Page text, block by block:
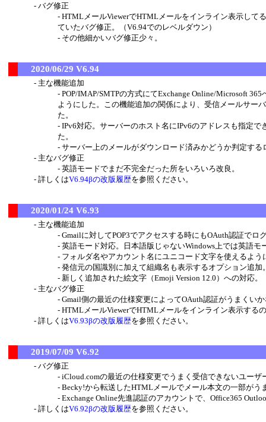
バグ修正
HTMLメールViewerでHTMLメールをインライン表示して
ていたバグ修正。（V6.94でのレベルダウン）
その他細かいバグ修正少々。
2020/06/29 V6.94
主な機能追加
POP/IMAP/SMTPの方式にてExchange Online/Microsoft
ようにした。この機能追加の関係により、受信メールサー
た。
IPv6対応。サーバーのホスト名にIPv6のアドレスも指定
た。
サーバー上のメールがダウンロード済みかどうか判定す
主なバグ修正
英語モードでまだ不完全だった所をいろいろ改良。
詳しくはV6.94βの改版履歴を参照ください。
2020/01/24 V6.93
主な機能追加
Gmailに対してPOP3でアクセスする時にもOAuth認証でロ
英語モード対応。日本語版じゃないWindows上では英語
フォルダ名やアカウント名にユニコード文字を使えるよう
発信元の国識別に加えて組織名も表示するオプション追
新しく追加された絵文字（Emoji Version 12.0）への対応。
主なバグ修正
Gmail側の最近の仕様変更によってOAuth認証がうまくい
HTMLメールViewerでHTMLメールをインライン表示する
詳しくはV6.93βの改版履歴を参照ください。
2019/07/09 V6.92
バグ修正
iCloud.comの最近の仕様変更でうまく受信できないユーザ
Becky!から転送したHTMLメールでメール本文の一部がう
Exchange Online先進認証のアカウントで、Office365
詳しくはV6.92βの改版履歴を参照ください。